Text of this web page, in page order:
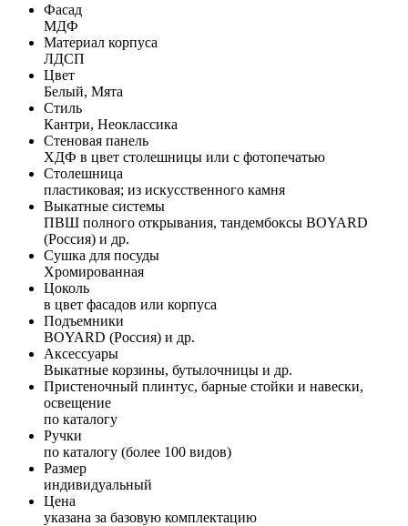
Фасад
МДФ
Материал корпуса
ЛДСП
Цвет
Белый, Мята
Стиль
Кантри, Неоклассика
Стеновая панель
ХДФ в цвет столешницы или с фотопечатью
Столешница
пластиковая; из искусственного камня
Выкатные системы
ПВШ полного открывания, тандембоксы BOYARD
(Россия) и др.
Сушка для посуды
Хромированная
Цоколь
в цвет фасадов или корпуса
Подъемники
BOYARD (Россия) и др.
Аксессуары
Выкатные корзины, бутылочницы и др.
Пристеночный плинтус, барные стойки и навески,
освещение
по каталогу
Ручки
по каталогу (более 100 видов)
Размер
индивидуальный
Цена
указана за базовую комплектацию